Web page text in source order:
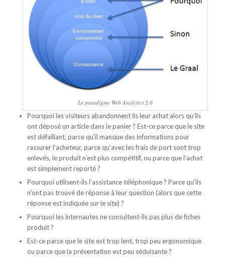
Le paradigme Web Analytics 2.0
Pourquoi les visiteurs abandonnent ils leur achat alors qu’ils
ont déposé un article dans le panier ? Est-ce parce que le site
est défaillant, parce qu’il manque des informations pour
rassurer l’acheteur, parce qu’avec les frais de port sont trop
enlevés, le produit n’est plus compétitif, ou parce que l’achat
est simplement reporté ?
Pourquoi utilisent-ils l’assistance téléphonique ? Parce qu’ils
n’ont pas trouvé de réponse à leur question (alors que cette
réponse est indiquée sur le site) ?
Pourquoi les internautes ne consultent-ils pas plus de fiches
produit ?
Est-ce parce que le site est trop lent, trop peu ergonomique
ou parce que la présentation est peu séduisante ?